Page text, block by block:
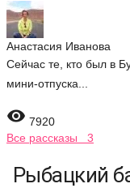
Анастасия Иванова
Сейчас те, кто был в
мини-отпуска...
 7920
Все рассказы 3
Рыбацкий